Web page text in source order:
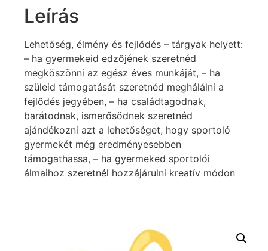
Leírás
Lehetőség, élmény és fejlődés – tárgyak helyett:
– ha gyermekeid edzőjének szeretnéd
megköszönni az egész éves munkáját, – ha
szüleid támogatását szeretnéd meghálálni a
fejlődés jegyében, – ha családtagodnak,
barátodnak, ismerősödnek szeretnéd
ajándékozni azt a lehetőséget, hogy sportoló
gyermekét még eredményesebben
támogathassa, – ha gyermeked sportolói
álmaihoz szeretnél hozzájárulni kreatív módon